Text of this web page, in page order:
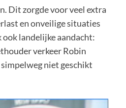
Dit zorgde voor veel extra
en onveilige situaties
landelijke aandacht:
verkeer Robin
niet geschikt